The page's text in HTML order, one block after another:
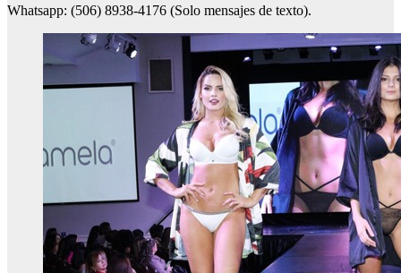
Whatsapp: (506) 8938-4176 (Solo mensajes de texto).